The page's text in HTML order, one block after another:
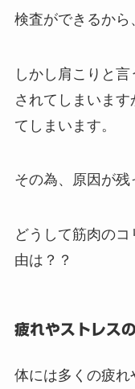
検査ができるから
しかし肩こりと
されてしまいま
てしまいます。
その為、原因が残
どうして筋肉の
由は？？
疲れやストレス
体には多くの疲れ